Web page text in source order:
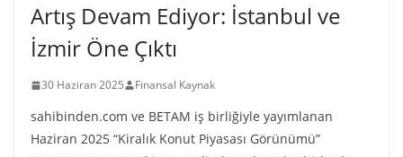
Artış Devam Ediyor: İstanbul ve
İzmir Öne Çıktı
30 Haziran 2025 Finansal Kaynak
sahibinden.com ve BETAM iş birliğiyle yayımlanan
Haziran 2025 “Kiralık Konut Piyasası Görünümü”